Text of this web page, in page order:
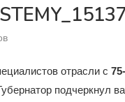
отрасли с
подчеркнул